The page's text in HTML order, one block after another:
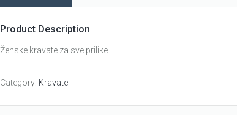
Product Description
Ženske kravate za sve prilike
Category: Kravate